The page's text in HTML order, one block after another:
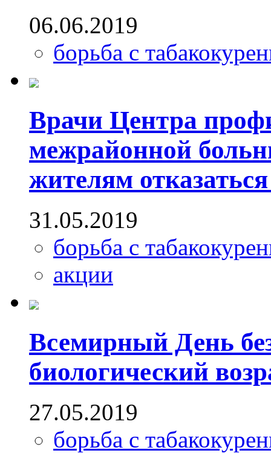
06.06.2019
борьба с
Врачи Центра
межрайонной
жителям
31.05.2019
борьба с
акции
Всемирный День
биологический
27.05.2019
борьба с